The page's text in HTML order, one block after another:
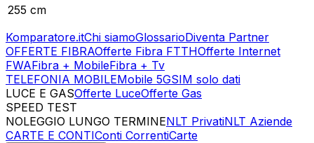
255 cm
Komparatore.itChi siamoGlossarioDiventa Partner
OFFERTE FIBRAOfferte Fibra FTTHOfferte Internet
FWAFibra + MobileFibra + Tv
TELEFONIA MOBILEMobile 5GSIM solo dati
LUCE E GASOfferte LuceOfferte Gas
SPEED TEST
NOLEGGIO LUNGO TERMINENLT PrivatiNLT Aziende
CARTE E CONTIConti CorrentiCarte